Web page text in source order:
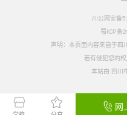
网
川公网安备
蜀ICP备
声明：本页面内容来自于四
若有侵犯您的
本站由 四川